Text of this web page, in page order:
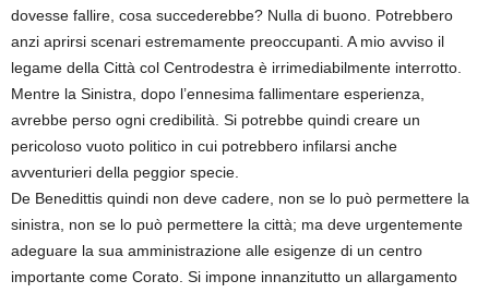
dovesse fallire, cosa succederebbe? Nulla di buono. Potrebbero
anzi aprirsi scenari estremamente preoccupanti. A mio avviso il
legame della Città col Centrodestra è irrimediabilmente interrotto.
Mentre la Sinistra, dopo l’ennesima fallimentare esperienza,
avrebbe perso ogni credibilità. Si potrebbe quindi creare un
pericoloso vuoto politico in cui potrebbero infilarsi anche
avventurieri della peggior specie.
De Benedittis quindi non deve cadere, non se lo può permettere la
sinistra, non se lo può permettere la città; ma deve urgentemente
adeguare la sua amministrazione alle esigenze di un centro
importante come Corato. Si impone innanzitutto un allargamento